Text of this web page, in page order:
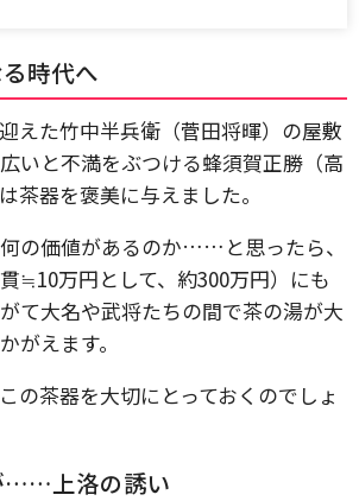
時代へ
えた竹中半兵衛（菅田将暉）の屋敷
いと不満をぶつける蜂須賀正勝（高
茶器を褒美に与えました。
の価値があるのか……と思ったら、
≒10万円として、約300万円）にも
て大名や武将たちの間で茶の湯が大
がえます。
の茶器を大切にとっておくのでしょ
……上洛の誘い